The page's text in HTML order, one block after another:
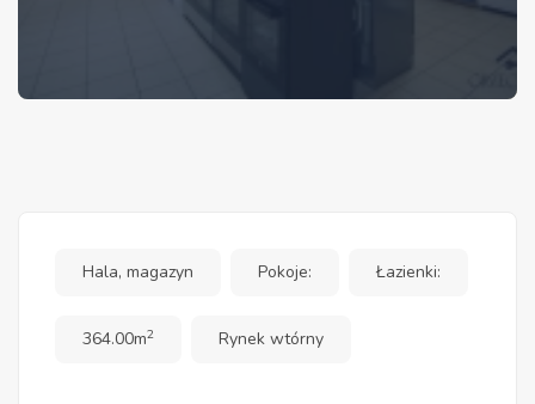
Hala, magazyn Pokoje: Łazienki:
364.00m2 Rynek wtórny